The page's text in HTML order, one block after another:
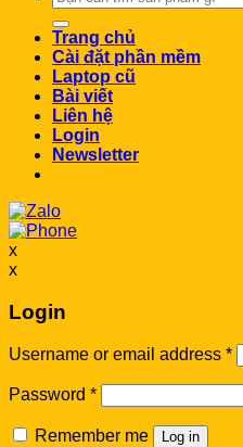
for:
Trang chủ
Cài đặt phần mềm
Laptop cũ
Bài viết
Liên hệ
Login
Newsletter
x
x
Login
Username or email address *
Password *
Remember me Log in